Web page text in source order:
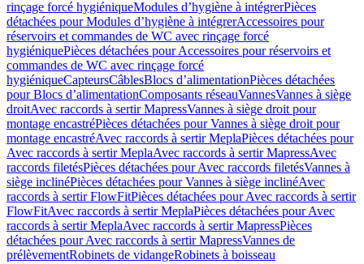
rinçage forcé hygiéniqueModules d’hygiène à intégrerPièces
détachées pour Modules d’hygiène à intégrerAccessoires pour
réservoirs et commandes de WC avec rinçage forcé
hygiéniquePièces détachées pour Accessoires pour réservoirs et
commandes de WC avec rinçage forcé
hygiéniqueCapteursCâblesBlocs d’alimentationPièces détachées
pour Blocs d’alimentationComposants réseauVannesVannes à siège
droitAvec raccords à sertir MapressVannes à siège droit pour
montage encastréPièces détachées pour Vannes à siège droit pour
montage encastréAvec raccords à sertir MeplaPièces détachées pour
Avec raccords à sertir MeplaAvec raccords à sertir MapressAvec
raccords filetésPièces détachées pour Avec raccords filetésVannes à
siège inclinéPièces détachées pour Vannes à siège inclinéAvec
raccords à sertir FlowFitPièces détachées pour Avec raccords à sertir
FlowFitAvec raccords à sertir MeplaPièces détachées pour Avec
raccords à sertir MeplaAvec raccords à sertir MapressPièces
détachées pour Avec raccords à sertir MapressVannes de
prélèvementRobinets de vidangeRobinets à boisseau